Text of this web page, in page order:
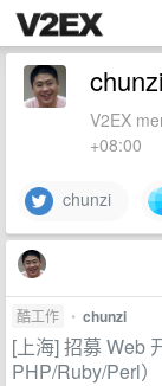
chunzi
V2EX
+08:00
chunzi
酷工作 • chunzi
[上海] 招募 Web
PHP/Ruby/Perl）